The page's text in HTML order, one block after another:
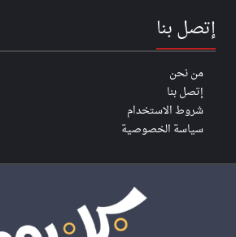
إتصل بنا
من نحن
إتصل بنا
شروط الاستخدام
سياسة الخصوصية